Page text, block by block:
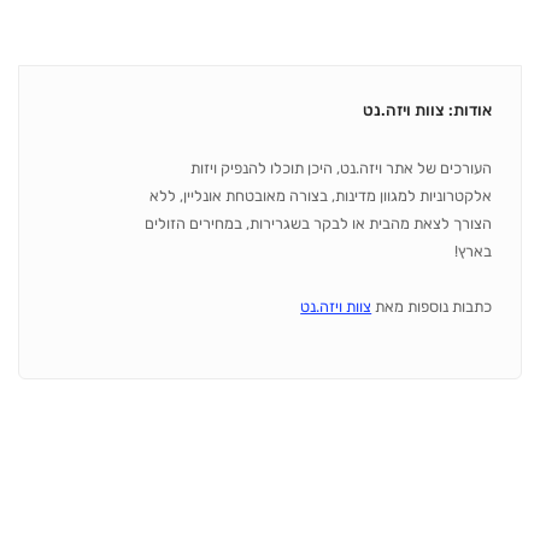
אודות: צוות ויזה.נט
העורכים של אתר ויזה.נט, היכן תוכלו להנפיק ויזות
אלקטרוניות למגוון מדינות, בצורה מאובטחת אונליין, ללא
הצורך לצאת מהבית או לבקר בשגרירות, במחירים הזולים
בארץ!
כתבות נוספות מאת צוות ויזה.נט